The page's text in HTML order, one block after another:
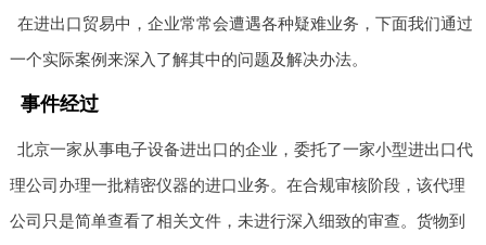
在进出口贸易中，企业常常会遭遇各种疑难业务，下面我们通过
一个实际案例来深入了解其中的问题及解决办法。
事件经过
北京一家从事电子设备进出口的企业，委托了一家小型进出口代
理公司办理一批精密仪器的进口业务。在合规审核阶段，该代理
公司只是简单查看了相关文件，未进行深入细致的审查。货物到